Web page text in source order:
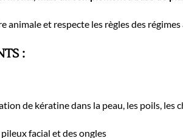
animale et respecte les règles des
:
de kératine dans la peau, les poils, les
facial et des ongles